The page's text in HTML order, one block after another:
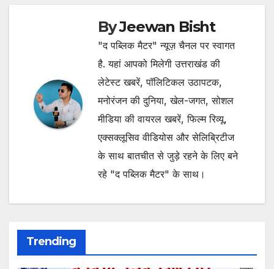
ByJeewan Bisht
"द पब्लिक मैटर" न्यूज़ चैनल पर स्वागत
है. यहां आपको मिलेगी उत्तराखंड की
लेटेस्ट खबरें, पॉलिटिकल उठापटक,
मनोरंजन की दुनिया, खेल-जगत, सोशल
मीडिया की वायरल खबरें, फिल्म रिव्यू,
एक्सक्लूसिव वीडियोस और सेलिब्रिटीज
के साथ बातचीत से जुड़े रहने के लिए बने
रहे "द पब्लिक मैटर" के साथ।
Trending